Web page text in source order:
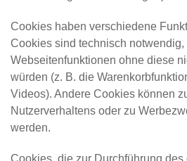
Cookies haben verschiedene
Cookies sind technisch notwendig,
Webseitenfunktionen ohne diese
würden (z. B. die
Videos). Andere Cookies können
Nutzerverhaltens oder zu
werden.
Cookies, die zur Durchführung des